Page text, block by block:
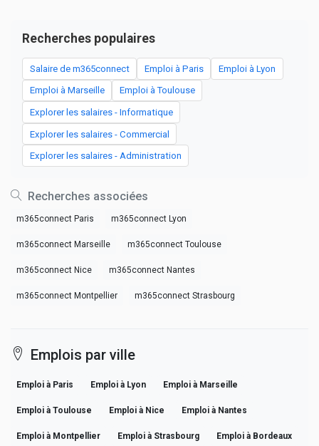
Recherches populaires
Salaire de m365connect Emploi à Paris Emploi à Lyon
Emploi à Marseille Emploi à Toulouse
Explorer les salaires - Informatique
Explorer les salaires - Commercial
Explorer les salaires - Administration
Recherches associées
m365connect Paris m365connect Lyon
m365connect Marseille m365connect Toulouse
m365connect Nice m365connect Nantes
m365connect Montpellier m365connect Strasbourg
Emplois par ville
Emploi à Paris Emploi à Lyon Emploi à Marseille
Emploi à Toulouse Emploi à Nice Emploi à Nantes
Emploi à Montpellier Emploi à Strasbourg Emploi à Bordeaux